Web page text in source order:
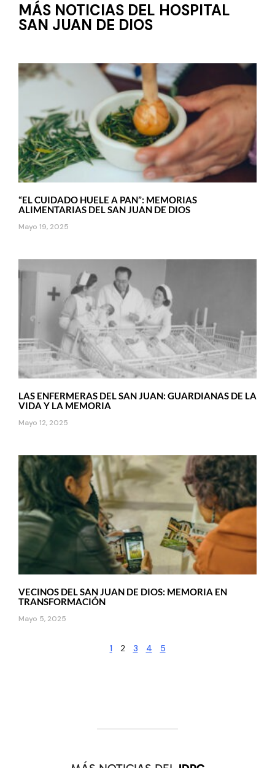
MÁS NOTICIAS DEL HOSPITAL
SAN JUAN DE DIOS
“EL CUIDADO HUELE A PAN”: MEMORIAS
ALIMENTARIAS DEL SAN JUAN DE DIOS
Mayo 19, 2025
LAS ENFERMERAS DEL SAN JUAN: GUARDIANAS DE LA
VIDA Y LA MEMORIA
Mayo 12, 2025
VECINOS DEL SAN JUAN DE DIOS: MEMORIA EN
TRANSFORMACIÓN
Mayo 5, 2025
1 2 3 4 5